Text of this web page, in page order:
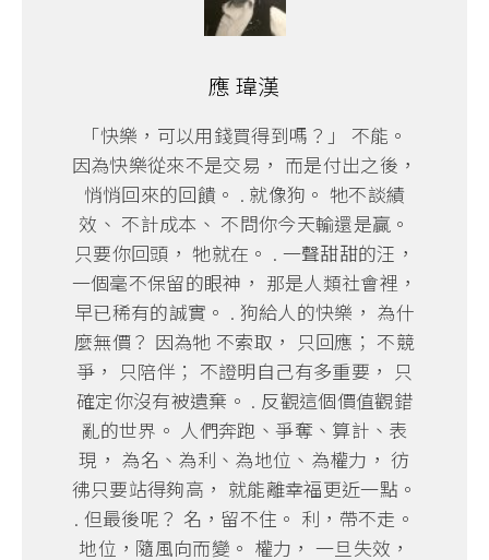
應 瑋漢
「快樂，可以用錢買得到嗎？」 不能。
因為快樂從來不是交易， 而是付出之後，
悄悄回來的回饋。 . 就像狗。 牠不談績
效、 不計成本、 不問你今天輸還是贏。
只要你回頭， 牠就在。 . 一聲甜甜的汪，
一個毫不保留的眼神， 那是人類社會裡，
早已稀有的誠實。 . 狗給人的快樂， 為什
麼無價？ 因為牠 不索取， 只回應； 不競
爭， 只陪伴； 不證明自己有多重要， 只
確定你沒有被遺棄。 . 反觀這個價值觀錯
亂的世界。 人們奔跑、爭奪、算計、表
現， 為名、為利、為地位、為權力， 彷
彿只要站得夠高， 就能離幸福更近一點。
. 但最後呢？ 名，留不住。 利，帶不走。
地位，隨風向而變。 權力， 一旦失效，